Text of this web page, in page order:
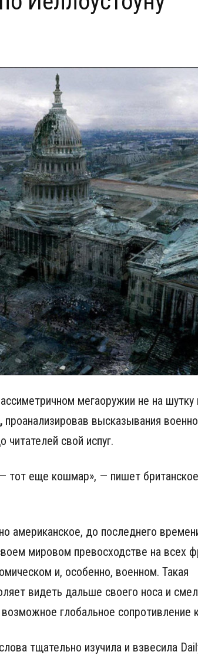
мегаоружии не на шутку
проанализировав высказывания
читателей свой испуг.
тот еще кошмар», — пишет
американское, до последнего
мировом превосходстве на всех
и, особенно, военном. Такая
видеть дальше своего носа и
глобальное сопротивление
тщательно изучила и взвесила